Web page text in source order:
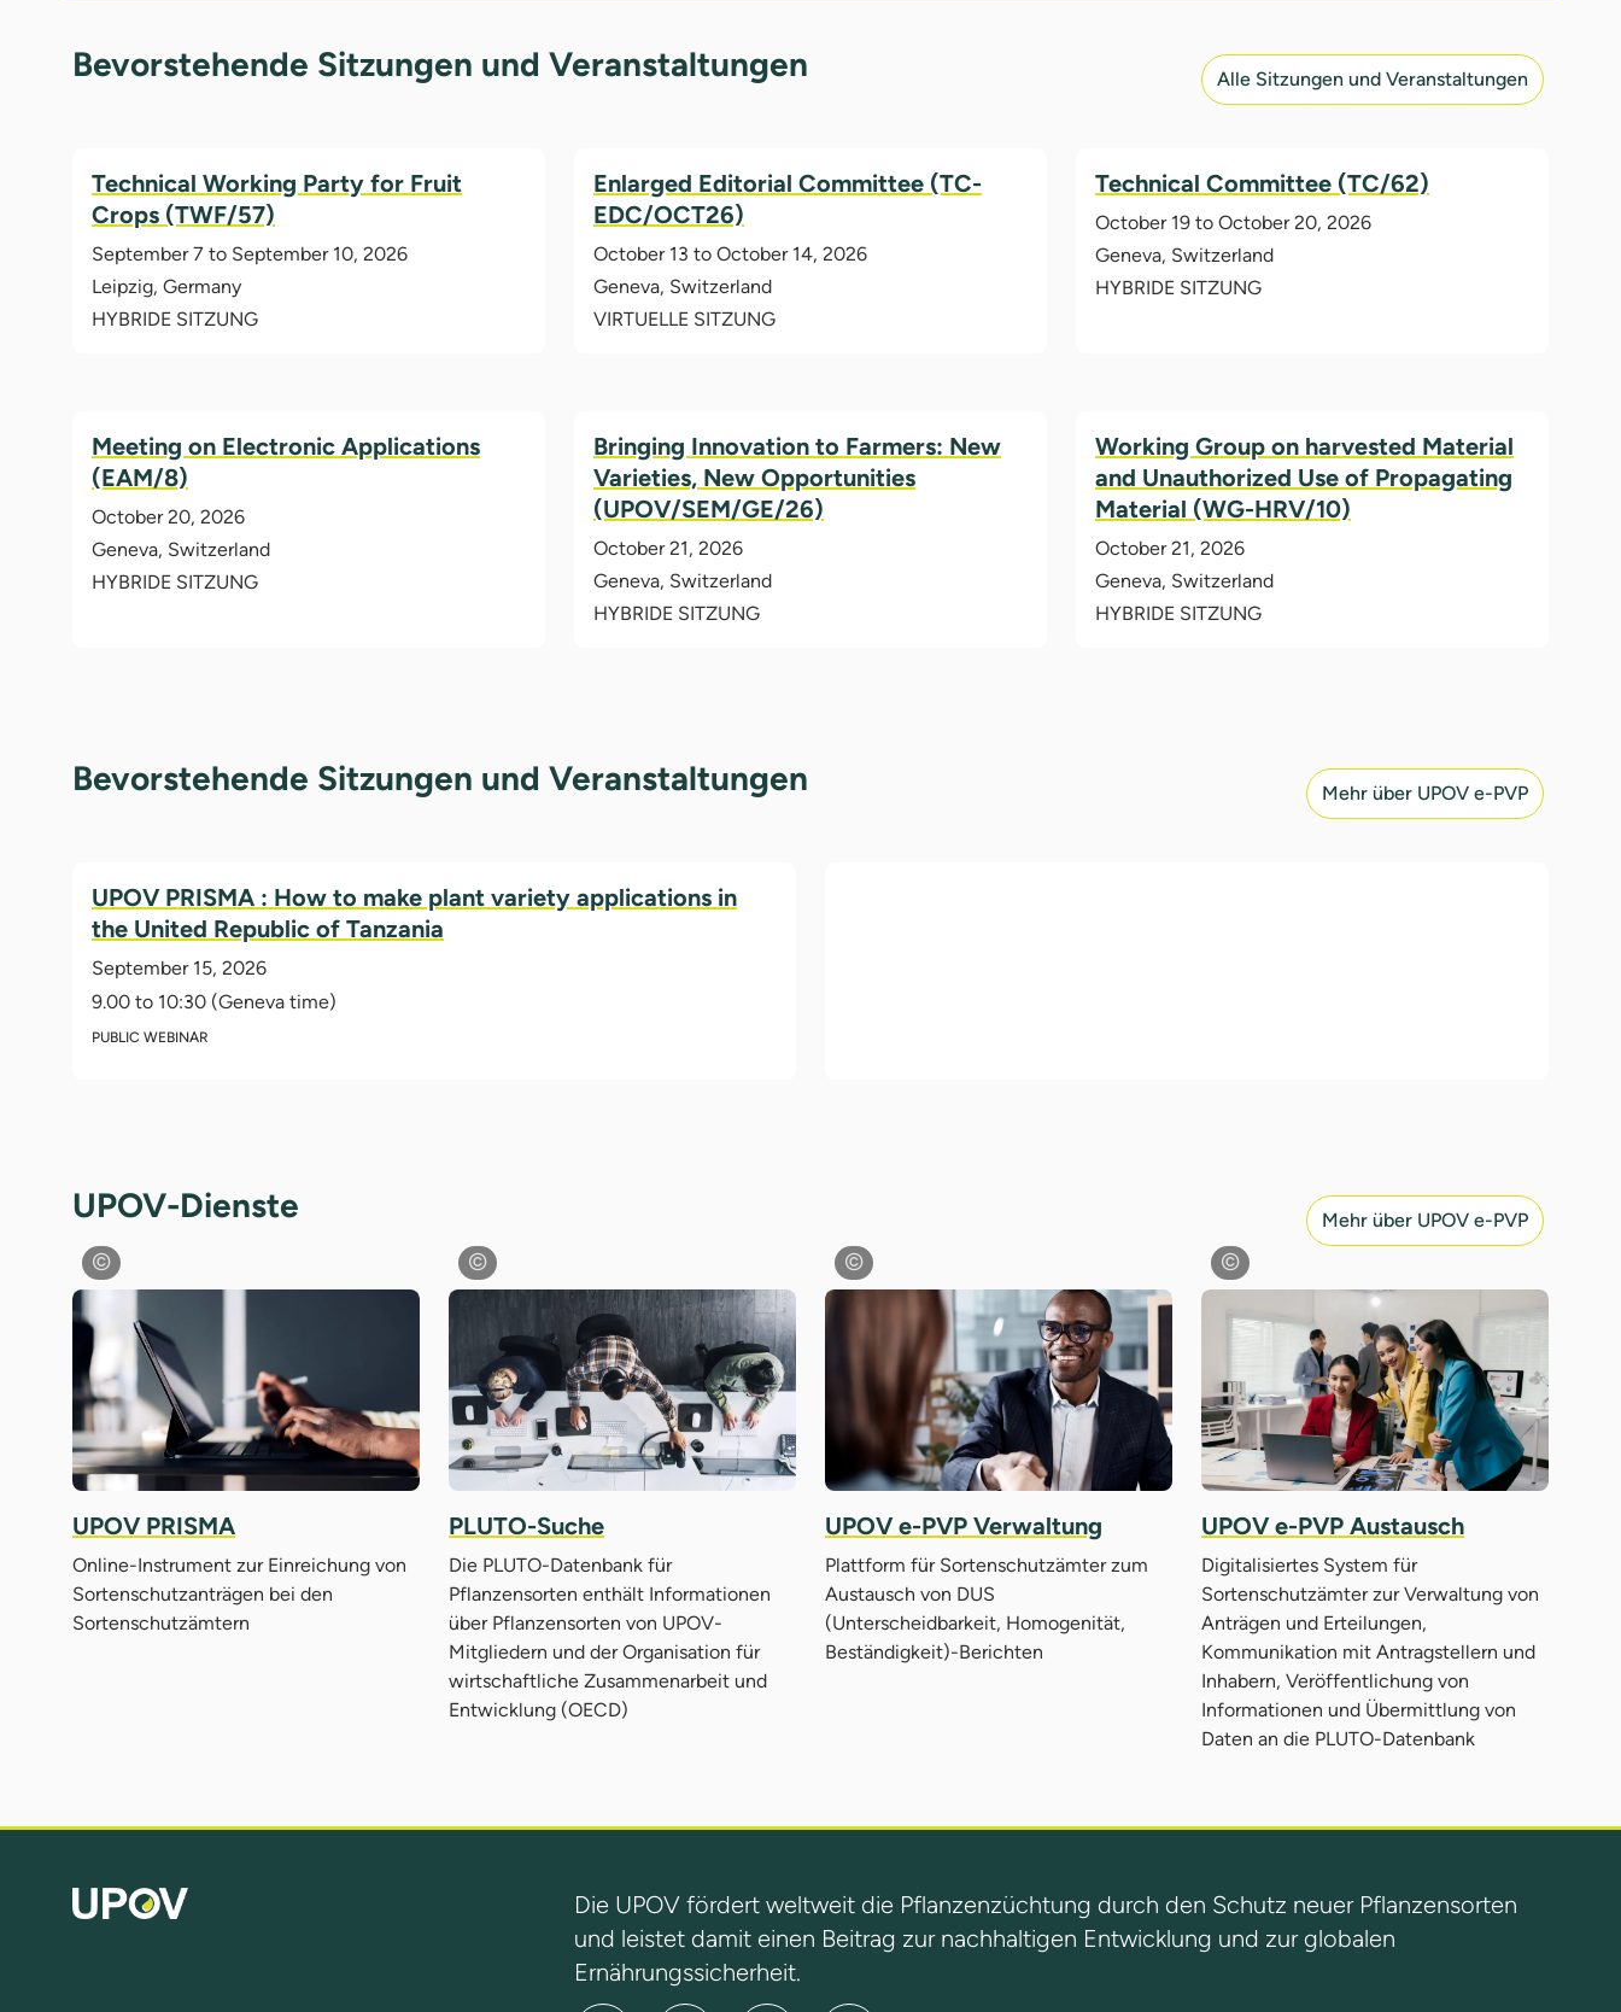
Bevorstehende Sitzungen und Veranstaltungen Alle Sitzungen und Veranstaltungen
Technical Working Party for Fruit
Crops (TWF/57)
September 7 to September 10, 2026
Leipzig, Germany
HYBRIDE SITZUNG
Enlarged Editorial Committee (TC-
EDC/OCT26)
October 13 to October 14, 2026
Geneva, Switzerland
VIRTUELLE SITZUNG
Technical Committee (TC/62)
October 19 to October 20, 2026
Geneva, Switzerland
HYBRIDE SITZUNG
Meeting on Electronic Applications
(EAM/8)
October 20, 2026
Geneva, Switzerland
HYBRIDE SITZUNG
Bringing Innovation to Farmers: New
Varieties, New Opportunities
(UPOV/SEM/GE/26)
October 21, 2026
Geneva, Switzerland
HYBRIDE SITZUNG
Working Group on harvested Material
and Unauthorized Use of Propagating
Material (WG-HRV/10)
October 21, 2026
Geneva, Switzerland
HYBRIDE SITZUNG
Bevorstehende Sitzungen und Veranstaltungen Mehr über UPOV e-PVP
UPOV PRISMA : How to make plant variety applications in
the United Republic of Tanzania
September 15, 2026
9.00 to 10:30 (Geneva time)
PUBLIC WEBINAR
UPOV-Dienste Mehr über UPOV e-PVP
UPOV PRISMA
Online-Instrument zur Einreichung von
Sortenschutzanträgen bei den
Sortenschutzämtern
PLUTO-Suche
Die PLUTO-Datenbank für
Pflanzensorten enthält Informationen
über Pflanzensorten von UPOV-
Mitgliedern und der Organisation für
wirtschaftliche Zusammenarbeit und
Entwicklung (OECD)
UPOV e-PVP Verwaltung
Plattform für Sortenschutzämter zum
Austausch von DUS
(Unterscheidbarkeit, Homogenität,
Beständigkeit)-Berichten
UPOV e-PVP Austausch
Digitalisiertes System für
Sortenschutzämter zur Verwaltung von
Anträgen und Erteilungen,
Kommunikation mit Antragstellern und
Inhabern, Veröffentlichung von
Informationen und Übermittlung von
Daten an die PLUTO-Datenbank
Die UPOV fördert weltweit die Pflanzenzüchtung durch den Schutz neuer Pflanzensorten
und leistet damit einen Beitrag zur nachhaltigen Entwicklung und zur globalen
Ernährungssicherheit.